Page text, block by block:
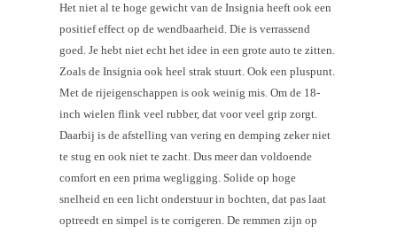
Het niet al te hoge gewicht van de Insignia heeft ook een
positief effect op de wendbaarheid. Die is verrassend
goed. Je hebt niet echt het idee in een grote auto te zitten.
Zoals de Insignia ook heel strak stuurt. Ook een pluspunt.
Met de rijeigenschappen is ook weinig mis. Om de 18-
inch wielen flink veel rubber, dat voor veel grip zorgt.
Daarbij is de afstelling van vering en demping zeker niet
te stug en ook niet te zacht. Dus meer dan voldoende
comfort en een prima wegligging. Solide op hoge
snelheid en een licht onderstuur in bochten, dat pas laat
optreedt en simpel is te corrigeren. De remmen zijn op